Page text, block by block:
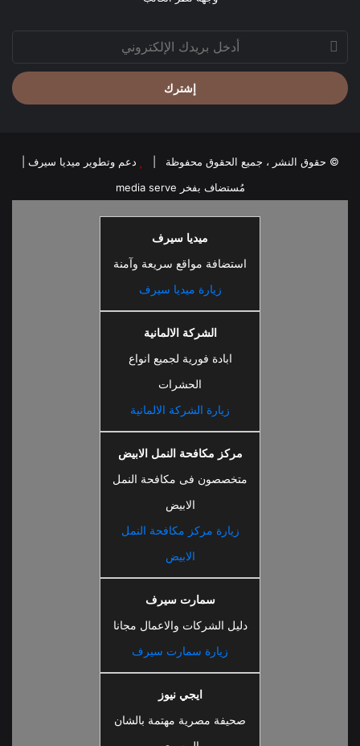
بريدك
الإلكتروني
© حقوق النشر ، جميع الحقوق محفوظة | دعم وتطوير ميديا سيرف
مُستضاف بفخر media serve
ميديا سيرف
استضافة مواقع سريعة وآمنة
زيارة ميديا سيرف
الشركة الالمانية
ابادة فورية لجميع انواع
الحشرات
زيارة الشركة الالمانية
مركز مكافحة النمل الابيض
متخصصون فى مكافحة النمل
الابيض
زيارة مركز مكافحة النمل
الابيض
سمارت سيرف
دليل الشركات والاعمال مجانا
زيارة سمارت سيرف
ايجي نيوز
صحيفة مصرية مهتمة بالشان